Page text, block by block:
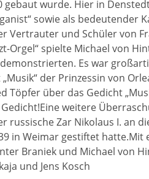
wurde. Hier in
sowie als
Vertrauter und Schüler von
Orgel“ spielte Michael von
Es war
der Prinzessin von
Töpfer über das Gedicht
weitere
russische Zar Nikolaus I. an
in Weimar gestiftet
Braniek und Michael von
und Jens Kosch